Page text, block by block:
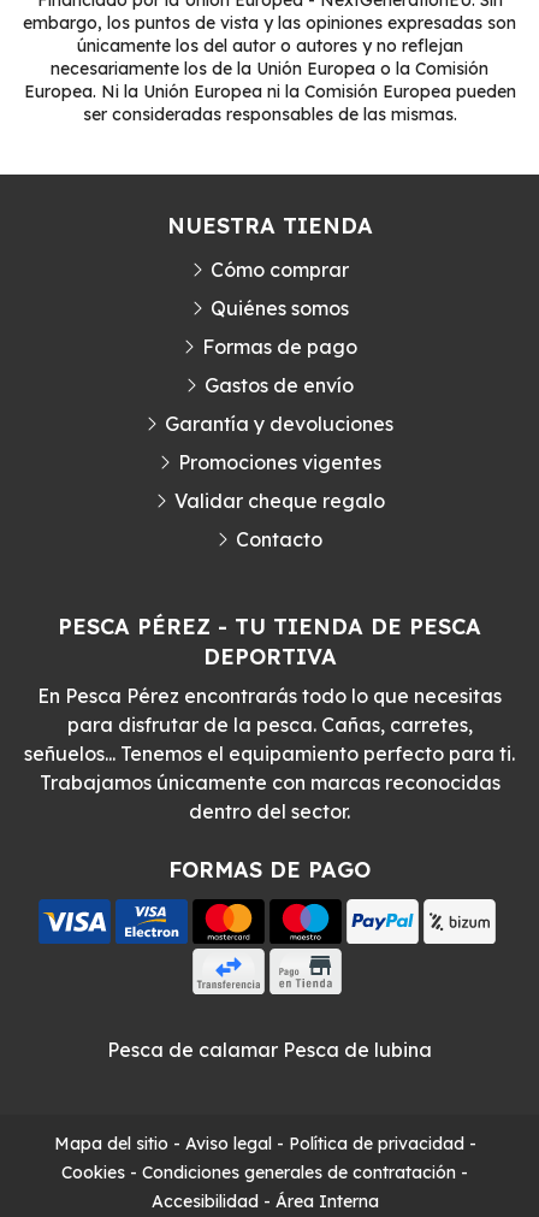
embargo, los puntos de vista y las opiniones expresadas son
únicamente los del autor o autores y no reflejan
necesariamente los de la Unión Europea o la Comisión
Europea. Ni la Unión Europea ni la Comisión Europea pueden
ser consideradas responsables de las mismas.
PESCA PÉREZ - TU TIENDA DE PESCA
DEPORTIVA
En Pesca Pérez encontrarás todo lo que necesitas
para disfrutar de la pesca. Cañas, carretes,
señuelos... Tenemos el equipamiento perfecto para ti.
Trabajamos únicamente con marcas reconocidas
dentro del sector.
FORMAS DE PAGO
NUESTRA TIENDA
Cómo comprar
Quiénes somos
Formas de pago
Gastos de envío
Garantía y devoluciones
Promociones vigentes
Validar cheque regalo
Contacto
Pesca de calamar Pesca de lubina
Mapa del sitio - Aviso legal- Política de privacidad-
Cookies - Condiciones generales de contratación -
Accesibilidad- Área Interna